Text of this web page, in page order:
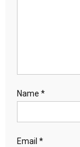
Name *
Email *